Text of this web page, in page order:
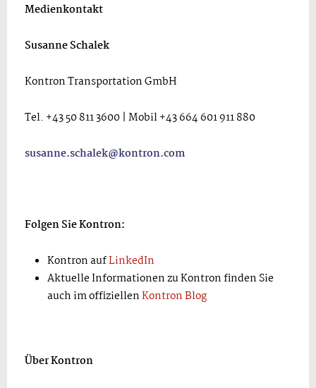
Medienkontakt
Susanne Schalek
Kontron Transportation GmbH
Tel. +43 50 811 3600 | Mobil +43 664 601 911 880
susanne.schalek@kontron.com
Folgen Sie Kontron:
Kontron aufLinkedIn
Aktuelle Informationen zu Kontron finden Sie
auch im offiziellenKontron Blog
Über Kontron